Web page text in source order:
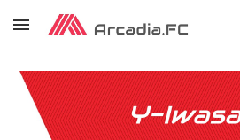
Skip to main content